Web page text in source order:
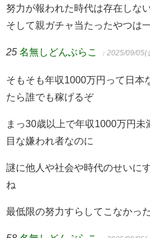
努力が報われた時代は存在しな
そして親ガチャ当たったやつは
25 名無しどんぶらこ ：2025/09/
そもそも年収1000万円って日本
たら誰でも稼げるぞ
まっ30歳以上で年収1000万円
目な嫌われ者なのに
謎に他人や社会や時代のせいに
ね
最低限の努力すらしてこなかっ